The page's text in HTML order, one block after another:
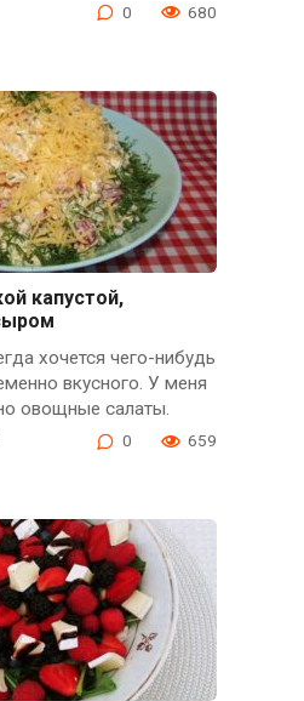
0 680
капустой,
хочется чего-нибудь
вкусного. У меня
овощные салаты.
0 659